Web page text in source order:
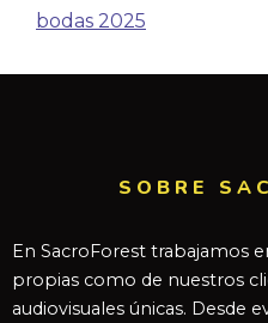
bodas 2025
SOBRE
En SacroForest trabajamos
propias como de nuestros
audiovisuales únicas. Desde